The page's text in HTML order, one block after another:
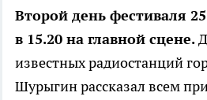
Второй день фестиваля
в 15.20 на главной сцене.
известных радиостанций
Шурыгин рассказал всем